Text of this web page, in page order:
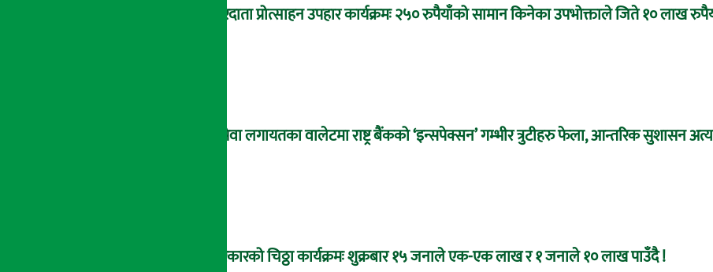
करदाता प्रोत्साहन उपहार कार्यक्रमः २५० रुपैयाँको सामान किनेका उपभोक्ताले जिते १० लाख
इसेवा लगायतका वालेटमा राष्ट्र बैंकको ‘इन्सपेक्सन’ गम्भीर त्रुटीहरु फेला, आन्तरिक सुशासन
सरकारको चिठ्ठा कार्यक्रमः शुक्रबार १५ जनाले एक-एक लाख र १ जनाले १० लाख पाउँदै !